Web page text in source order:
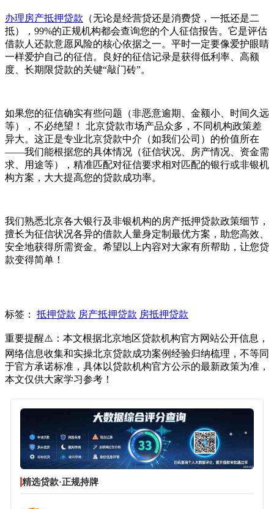
办理房产抵押贷款 （无论是经营贷还是消费贷，一抵还是二
抵），99%的正规机构都会查询您的个人征信报告。它是评估
借款人还款意愿风险的核心依据之一。平时一定要像爱护眼睛
一样爱护自己的征信。良好的征信记录是获得低利率、高额
度、长期限贷款的关键“敲门砖”。
如果您的征信确实有些问题（非恶意逾期、金额小、时间久远
等），不必绝望！ 北京贷款市场产品众多，不同机构政策差
异大。这正是专业北京贷款中介（如我们公司）的价值所在
——我们能根据您的具体情况（征信状况、房产情况、资金需
求、用途等），精准匹配对征信要求相对匹配的银行或非银机
构方案，大大提高您的贷款成功率。
我们熟悉北京各大银行及非银机构的房产抵押贷款政策细节，
擅长为征信状况各异的借款人量身定制最优方案，助您高效、
安全地获得所需资金。希望以上内容对大家有所帮助，让您贷
款变得简单！
标签： 抵押贷款 房产抵押贷款 房抵押贷款
重要提醒⚠️：本文根据北京地区贷款机构官方网站公开信息，
网络信息收集和实操北京贷款成功案例经验归纳梳理，不等同
于官方承诺标准，具体以贷款机构官方公示的最新政策为准，
本文仅供大家学习参考！
精选贷款·正规持牌